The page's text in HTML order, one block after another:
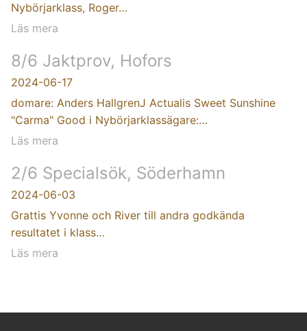
Nybörjarklass, Roger…
Läs mera
8/6 Jaktprov, Hofors
2024-06-17
domare: Anders HallgrenJ Actualis Sweet Sunshine
"Carma" Good i Nybörjarklassägare:…
Läs mera
2/6 Specialsök, Söderhamn
2024-06-03
Grattis Yvonne och River till andra godkända
resultatet i klass…
Läs mera